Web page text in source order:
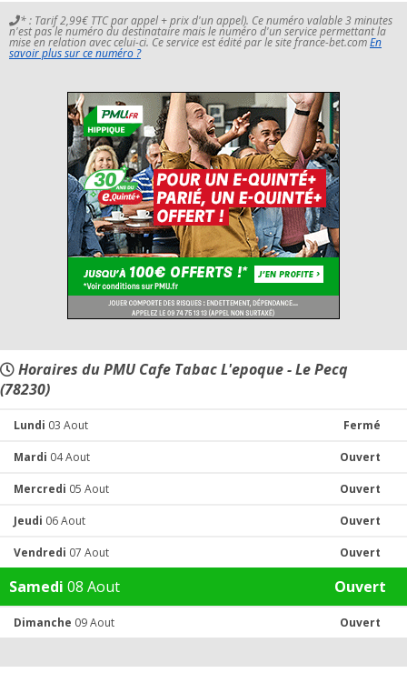
* : Tarif 2,99€ TTC par appel + prix d'un appel). Ce numéro valable 3 minutes
n'est pas le numéro du destinataire mais le numéro d'un service permettant la
mise en relation avec celui-ci. Ce service est édité par le site france-bet.comEn
savoir plus sur ce numéro ?
Horaires du PMU Cafe Tabac L'epoque - Le Pecq
(78230)
Lundi 03 Aout Fermé
Mardi 04 Aout Ouvert
Mercredi 05 Aout Ouvert
Jeudi 06 Aout Ouvert
Vendredi 07 Aout Ouvert
Samedi 08 Aout Ouvert
Dimanche 09 Aout Ouvert